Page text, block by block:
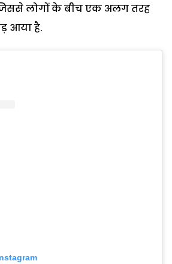
लोगों के बीच एक अलग तरह
आया है.